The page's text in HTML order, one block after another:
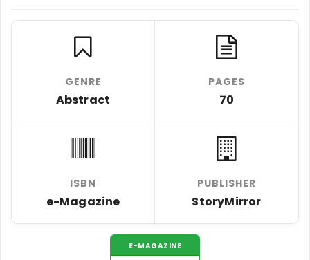
GENRE
Abstract
PAGES
70
ISBN
e-Magazine
PUBLISHER
StoryMirror
E-MAGAZINE